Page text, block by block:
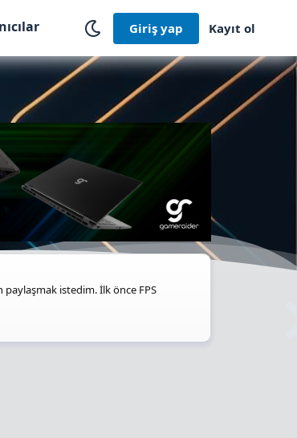
Giriş yap Kayıt ol
paylaşmak istedim. İlk önce FPS